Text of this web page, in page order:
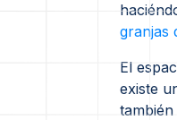
granjas
El
existe